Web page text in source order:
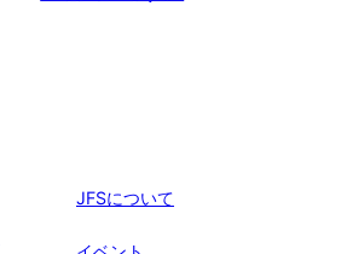
JFSについて